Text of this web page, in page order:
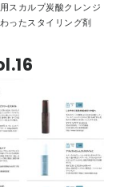
スカルプ炭酸クレンジ
ったスタイリング剤